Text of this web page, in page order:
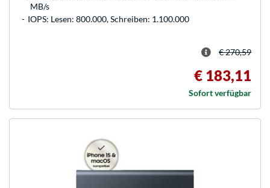
MB/s
IOPS: Lesen: 800.000, Schreiben: 1.100.000
€ 270,59
€ 183,11
Sofort verfügbar